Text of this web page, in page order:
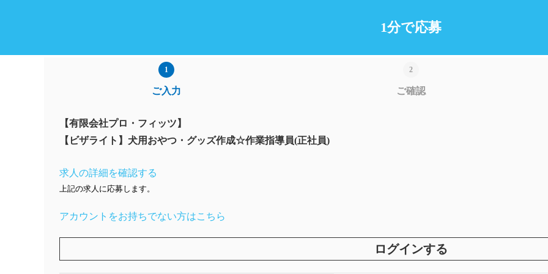
1分で応募
ご入力 ご確認
【有限会社プロ・フィッツ】
【ビザライト】犬用おやつ・グッズ作成☆作業指導員(正社員)
求人の詳細を確認する
上記の求人に応募します。
アカウントをお持ちでない方はこちら
ログインする